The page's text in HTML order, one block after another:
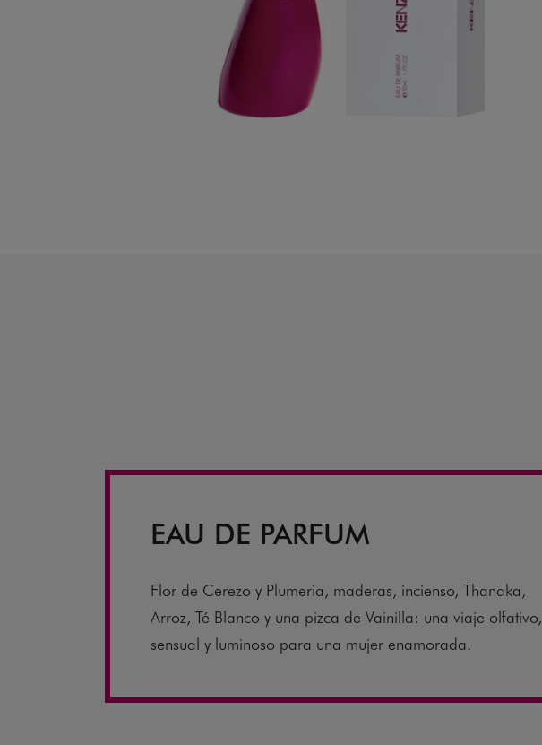
EAU DE PARFUM
Flor de Cerezo y Plumeria, maderas, incienso, Thanaka,
Arroz, Té Blanco y una pizca de Vainilla: una viaje olfativo,
sensual y luminoso para una mujer enamorada.